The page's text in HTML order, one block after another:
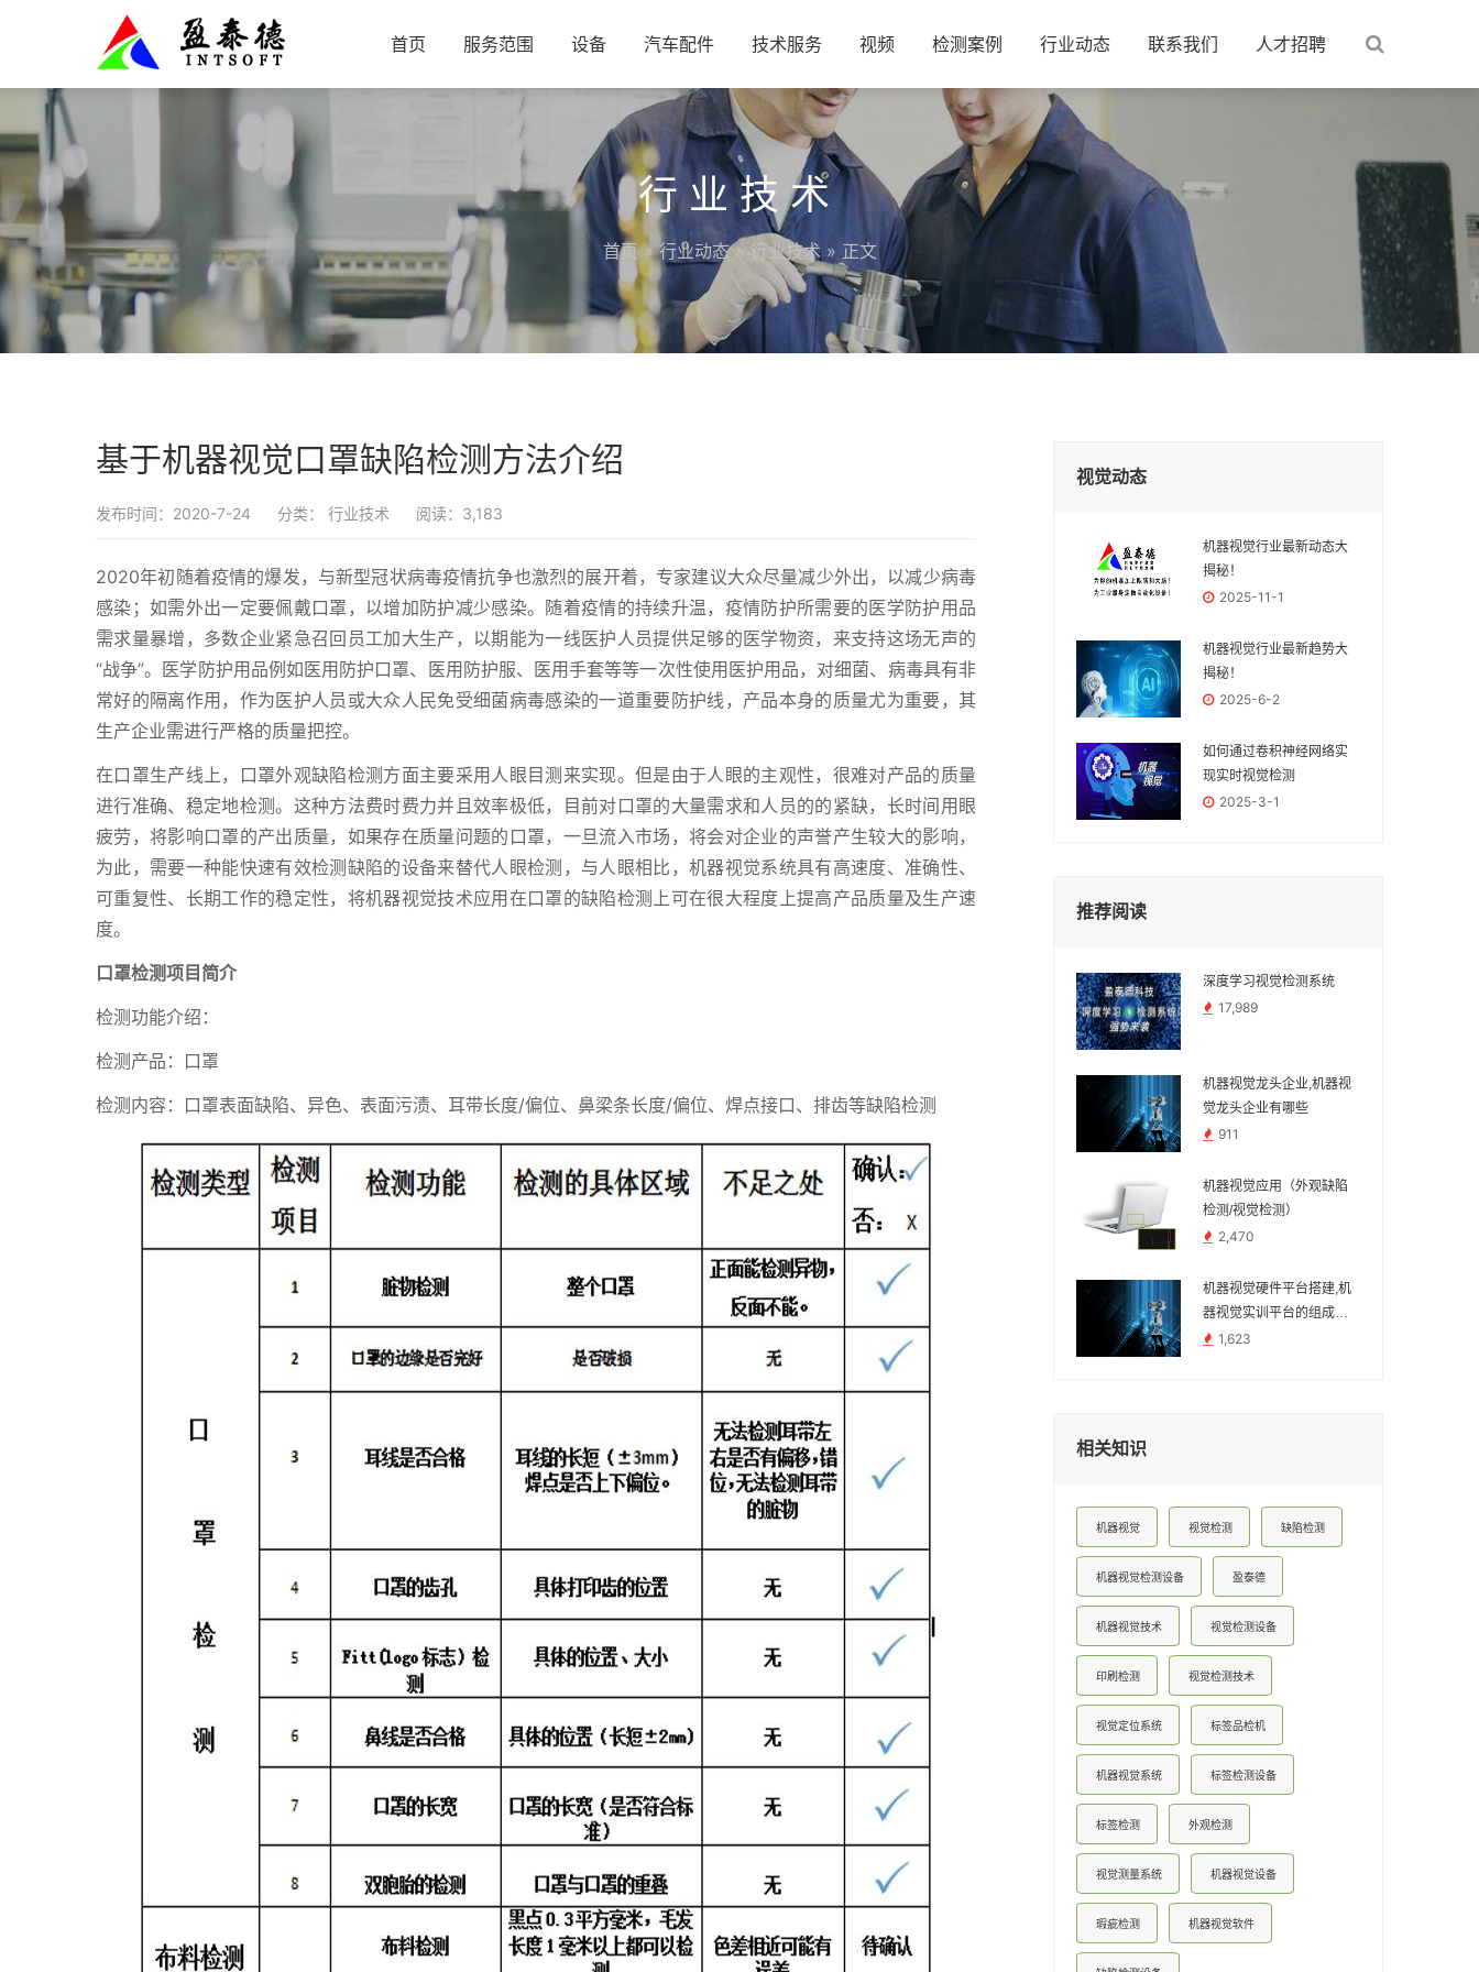
首页 服务范围 设备 汽车配件 技术服务 视频 检测案例 行业动态 联系我们 人才招聘
行业技术
首页 »行业动态»行业技术» 正文
基于机器视觉口罩缺陷检测方法介绍
发布时间：2020-7-24 分类： 行业技术 阅读：3,183
2020年初随着疫情的爆发，与新型冠状病毒疫情抗争也激烈的展开着，专家建议大众尽量减少外出，以减少病毒
感染；如需外出一定要佩戴口罩，以增加防护减少感染。随着疫情的持续升温，疫情防护所需要的医学防护用品
需求量暴增，多数企业紧急召回员工加大生产，以期能为一线医护人员提供足够的医学物资，来支持这场无声的
“战争”。医学防护用品例如医用防护口罩、医用防护服、医用手套等等一次性使用医护用品，对细菌、病毒具有非
常好的隔离作用，作为医护人员或大众人民免受细菌病毒感染的一道重要防护线，产品本身的质量尤为重要，其
生产企业需进行严格的质量把控。
在口罩生产线上，口罩外观缺陷检测方面主要采用人眼目测来实现。但是由于人眼的主观性，很难对产品的质量
进行准确、稳定地检测。这种方法费时费力并且效率极低，目前对口罩的大量需求和人员的的紧缺，长时间用眼
疲劳，将影响口罩的产出质量，如果存在质量问题的口罩，一旦流入市场，将会对企业的声誉产生较大的影响，
为此，需要一种能快速有效检测缺陷的设备来替代人眼检测，与人眼相比，机器视觉系统具有高速度、准确性、
可重复性、长期工作的稳定性，将机器视觉技术应用在口罩的缺陷检测上可在很大程度上提高产品质量及生产速
度。
口罩检测项目简介
检测功能介绍：
检测产品：口罩
检测内容：口罩表面缺陷、异色、表面污渍、耳带长度/偏位、鼻梁条长度/偏位、焊点接口、排齿等缺陷检测
视觉动态
机器视觉行业最新动态大
揭秘！
2025-11-1
机器视觉行业最新趋势大
揭秘！
2025-6-2
如何通过卷积神经网络实
现实时视觉检测
2025-3-1
推荐阅读
深度学习视觉检测系统
17,989
机器视觉龙头企业,机器视
觉龙头企业有哪些
911
机器视觉应用（外观缺陷
检测/视觉检测）
2,470
机器视觉硬件平台搭建,机
器视觉实训平台的组成和
功能1,623
相关知识
机器视觉 视觉检测 缺陷检测
机器视觉检测设备 盈泰德
机器视觉技术 视觉检测设备
印刷检测 视觉检测技术
视觉定位系统 标签品检机
机器视觉系统 标签检测设备
标签检测 外观检测
视觉测量系统 机器视觉设备
瑕疵检测 机器视觉软件